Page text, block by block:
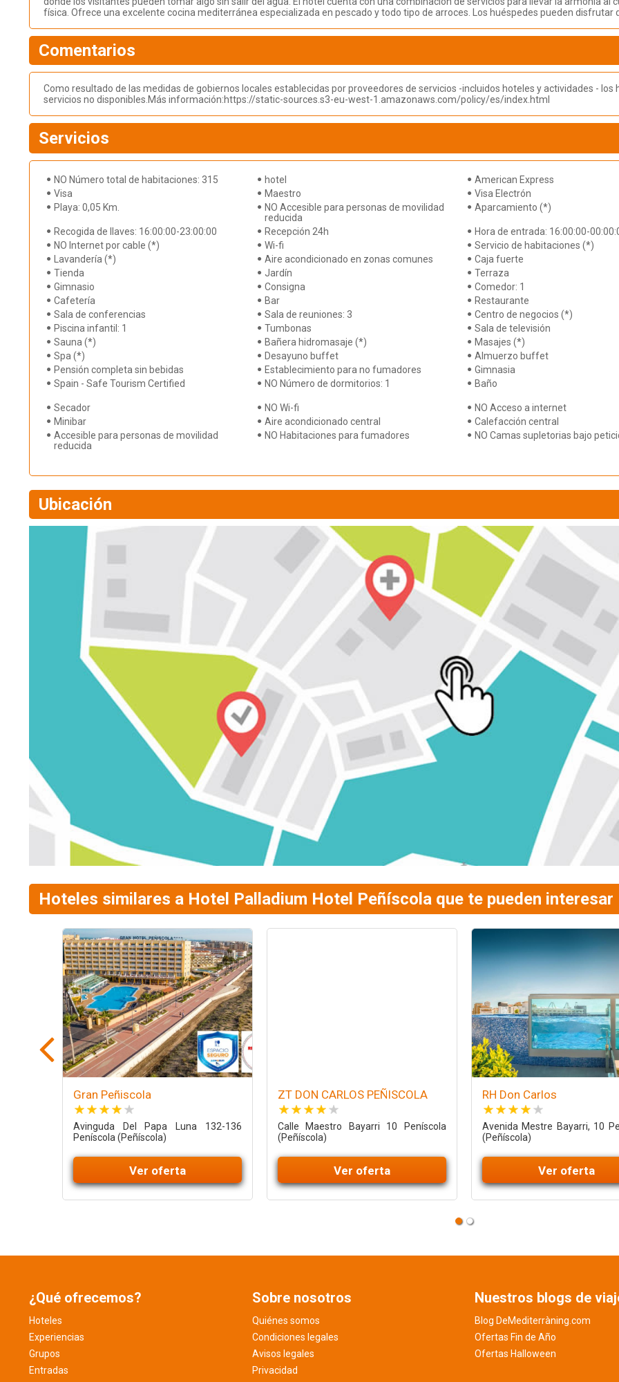
física. Ofrece una excelente cocina mediterránea especializada en pescado y todo tipo de arroces. Los huéspedes pueden disfrutar
Comentarios
Como resultado de las medidas de gobiernos locales establecidas por proveedores de servicios -incluidos hoteles y actividades -
servicios no disponibles.Más información:https://static-sources.s3-eu-west-1.amazonaws.com/policy/es/index.html
Servicios
NO Número total de habitaciones: 315 hotel American Express
Visa
Maestro Visa Electrón
Playa: 0,05 Km.
NO Accesible para personas de movilidad
reducida
Aparcamiento (*)
Recogida de llaves: 16:00:00-23:00:00 Recepción 24h Hora de entrada: 16:00:00-
NO Internet por cable (*)
Wi-fi Servicio de habitaciones (*)
Lavandería (*)
Aire acondicionado en zonas comunes Caja fuerte
Tienda
Jardín Terraza
Gimnasio
Consigna Comedor: 1
Cafetería
Bar Restaurante
Sala de conferencias
Sala de reuniones: 3 Centro de negocios (*)
Piscina infantil: 1
Tumbonas Sala de televisión
Sauna (*)
Bañera hidromasaje (*) Masajes (*)
Spa (*)
Desayuno buffet Almuerzo buffet
Pensión completa sin bebidas
Establecimiento para no fumadores Gimnasia
Spain - Safe Tourism Certified
NO Número de dormitorios: 1 Baño
Secador
NO Wi-fi NO Acceso a internet
Minibar
Aire acondicionado central Calefacción central
Accesible para personas de movilidad
reducida
NO Habitaciones para fumadores NO Camas supletorias bajo
Ubicación
Hoteles similares a Hotel Palladium Hotel Peñíscola que te pueden interesar
Gran Peñiscola
Avinguda Del Papa Luna 132-136
Peníscola (Peñíscola)
Ver oferta
ZT DON CARLOS PEÑISCOLA
Calle Maestro Bayarri 10 Peníscola
(Peñíscola)
Ver oferta
RH Don Carlos
Avenida Mestre Bayarri, 10
(Peñíscola)
Ver oferta
¿Qué ofrecemos?
Hoteles
Experiencias
Grupos
Entradas
Sobre nosotros
Quiénes somos
Condiciones legales
Avisos legales
Privacidad
Nuestros blogs de
Blog DeMediterràning.com
Ofertas Fin de Año
Ofertas Halloween